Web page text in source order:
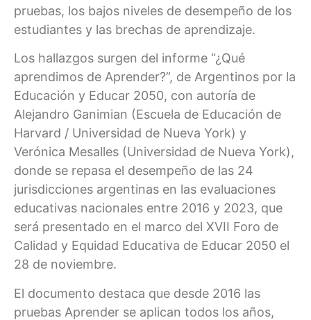
pruebas, los bajos niveles de desempeño de los
estudiantes y las brechas de aprendizaje.
Los hallazgos surgen del informe “¿Qué
aprendimos de Aprender?”, de Argentinos por la
Educación y Educar 2050, con autoría de
Alejandro Ganimian (Escuela de Educación de
Harvard / Universidad de Nueva York) y
Verónica Mesalles (Universidad de Nueva York),
donde se repasa el desempeño de las 24
jurisdicciones argentinas en las evaluaciones
educativas nacionales entre 2016 y 2023, que
será presentado en el marco del XVII Foro de
Calidad y Equidad Educativa de Educar 2050 el
28 de noviembre.
El documento destaca que desde 2016 las
pruebas Aprender se aplican todos los años,